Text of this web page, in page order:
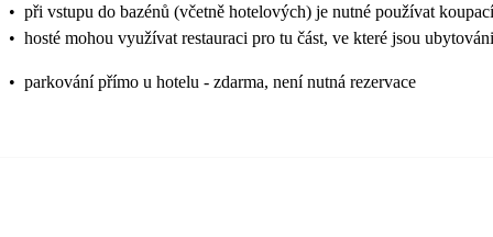
• při vstupu do bazénů (včetně hotelových) je nutné používat
• hosté mohou využívat restauraci pro tu část, ve které jsou
• parkování přímo u hotelu - zdarma, není nutná rezervace